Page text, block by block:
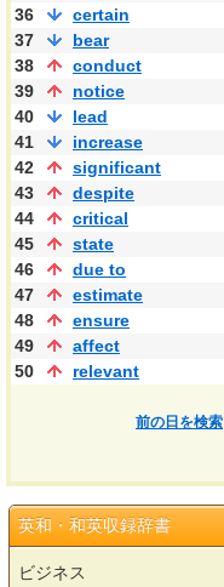
36
certain
37
bear
38
conduct
39
notice
40
lead
41
increase
42
significant
43
despite
44
critical
45
state
46
due to
47
estimate
48
ensure
49
affect
50
relevant
前の日を検索
英和・和英収録辞書
ビジネス